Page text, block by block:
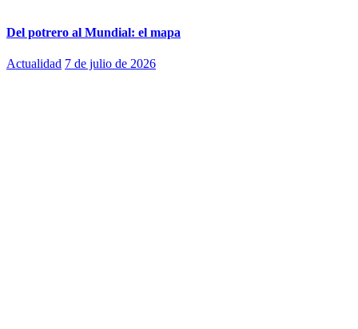
Del potrero al Mundial: el mapa
Actualidad 7 de julio de 2026